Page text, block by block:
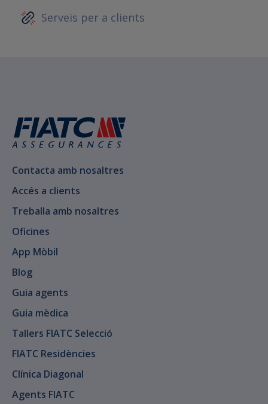
Serveis per a clients
Contacta amb nosaltres
Accés a clients
Treballa amb nosaltres
Oficines
App Mòbil
Blog
Guia agents
Guia mèdica
Tallers FIATC Selecció
FIATC Residències
Clínica Diagonal
Agents FIATC